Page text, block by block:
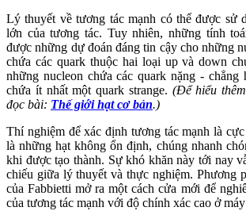
Lý thuyết về tương tác mạnh có thể được sử
lớn của tương tác. Tuy nhiên, những tính
được những dự đoán đáng tin cậy cho những
chứa các quark thuộc hai loại up và down
những nucleon chứa các quark nặng - chẳng
chứa ít nhất một quark strange. (Để hiểu
đọc bài: Thế giới hạt cơ bản.)
Thí nghiệm để xác định tương tác mạnh là
là những hạt không ổn định, chúng nhanh
khi được tạo thành. Sự khó khăn này tới nay
chiếu giữa lý thuyết và thực nghiệm. Phương
của Fabbietti mở ra một cách cửa mới để
của tương tác mạnh với độ chính xác cao ở